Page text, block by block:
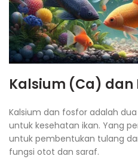
Kalsium (Ca) dan
Kalsium dan fosfor adalah
untuk kesehatan ikan. Yang
untuk pembentukan tulang
fungsi otot dan saraf.